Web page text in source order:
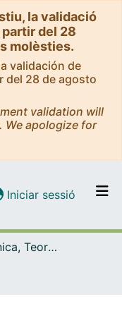
la validació
del 28
molèsties.
validación de
del 28 de agosto
validation will
We apologize for
tot el DD
Iniciar sessió (current)
Filologia Hispànica, Teoria de la Literatura i Comunicació